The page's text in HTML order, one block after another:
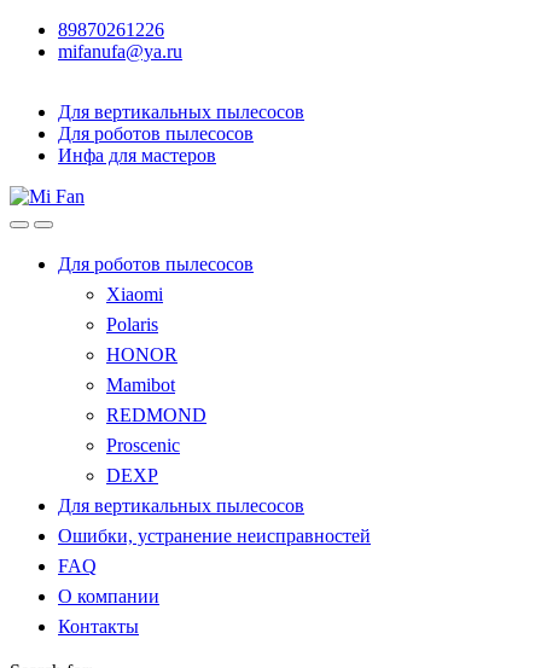
89870261226
mifanufa@ya.ru
Для вертикальных пылесосов
Для роботов пылесосов
Инфа для мастеров
Для роботов пылесосов
Xiaomi
Polaris
HONOR
Mamibot
REDMOND
Proscenic
DEXP
Для вертикальных пылесосов
Ошибки, устранение неисправностей
FAQ
О компании
Контакты